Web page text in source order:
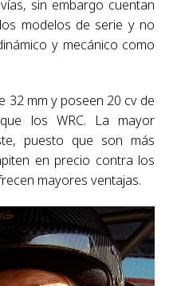
sin embargo cuentan
modelos de serie y no
y mecánico como
32 mm y poseen 20 cv de
los WRC. La mayor
puesto que son más
en precio contra los
mayores ventajas.